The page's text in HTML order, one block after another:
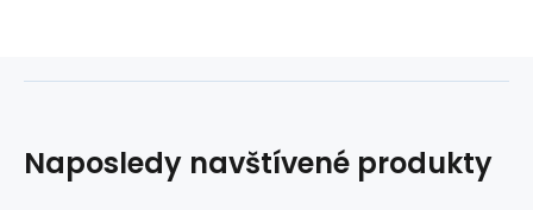
Naposledy navštívené produkty